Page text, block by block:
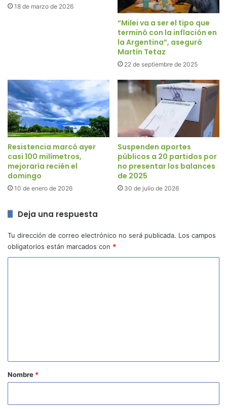
18 de marzo de 2026
“Milei va a ser el tipo que
terminó con la inflación en
la Argentina”, aseguró
Martín Tetaz
22 de septiembre de 2025
Resistencia marcó ayer
casi 100 milímetros,
mejoraría recién el
domingo
10 de enero de 2026
Suspenden aportes
públicos a 20 partidos por
no presentar los balances
de 2025
30 de julio de 2026
Deja una respuesta
Tu dirección de correo electrónico no será publicada. Los campos
obligatorios están marcados con *
rNombre *